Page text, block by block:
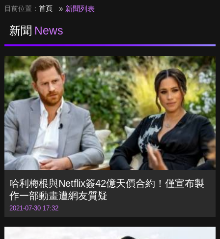
新聞 News
哈利梅根與Netflix簽42億天價合約！僅宣布製
作一部動畫遭網友質疑
2021-07-30 17:32